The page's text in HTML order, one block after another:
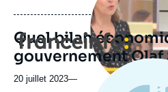
Logo
Quel bilan
gouvernement Olaf
20 juillet 2023—